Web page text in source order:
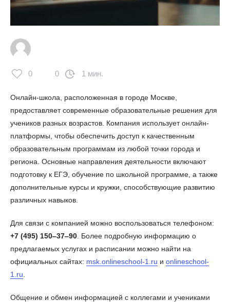
0 0 1 мин.
Онлайн-школа, расположенная в городе Москве,
предоставляет современные образовательные решения для
учеников разных возрастов. Компания использует онлайн-
платформы, чтобы обеспечить доступ к качественным
образовательным программам из любой точки города и
региона. Основные направления деятельности включают
подготовку к ЕГЭ, обучение по школьной программе, а также
дополнительные курсы и кружки, способствующие развитию
различных навыков.
Для связи с компанией можно воспользоваться телефоном:
+7 (495) 150‒37‒90 . Более подробную информацию о
предлагаемых услугах и расписании можно найти на
официальных сайтах: msk.onlineschool-1.ru и onlineschool-
1.ru
Общение и обмен информацией с коллегами и учениками